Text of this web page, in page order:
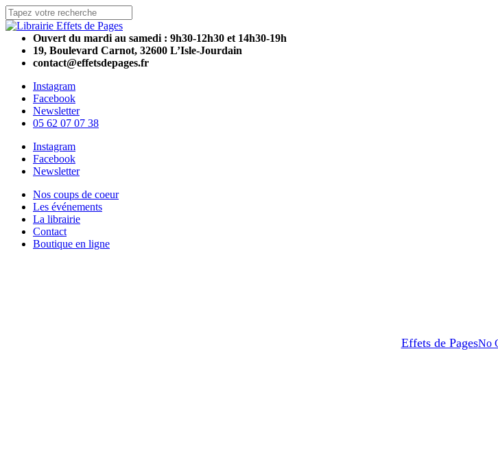
Skip
to
main
content
Close
SearchOuvert du mardi au samedi : 9h30-12h30 et 14h30-19h
19, Boulevard Carnot, 32600 L’Isle-Jourdain
contact@effetsdepages.fr
Instagram
Facebook
Newsletter
05 62 07 07 38
Menu
Instagram
Facebook
Newsletter
Menu
Nos coups de coeur
Les événements
La librairie
Contact
Boutique en ligne
Effets de PagesNo